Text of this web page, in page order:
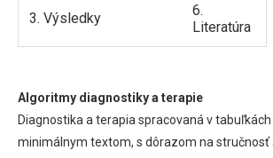
3. Výsledky
6.
Literatúra
Algoritmy diagnostiky a terapie
Diagnostika a terapia spracovaná v
minimálnym textom, s dôrazom na stručnosť